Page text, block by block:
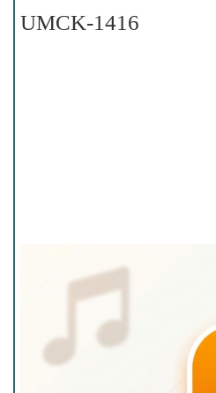
UMCK-1416